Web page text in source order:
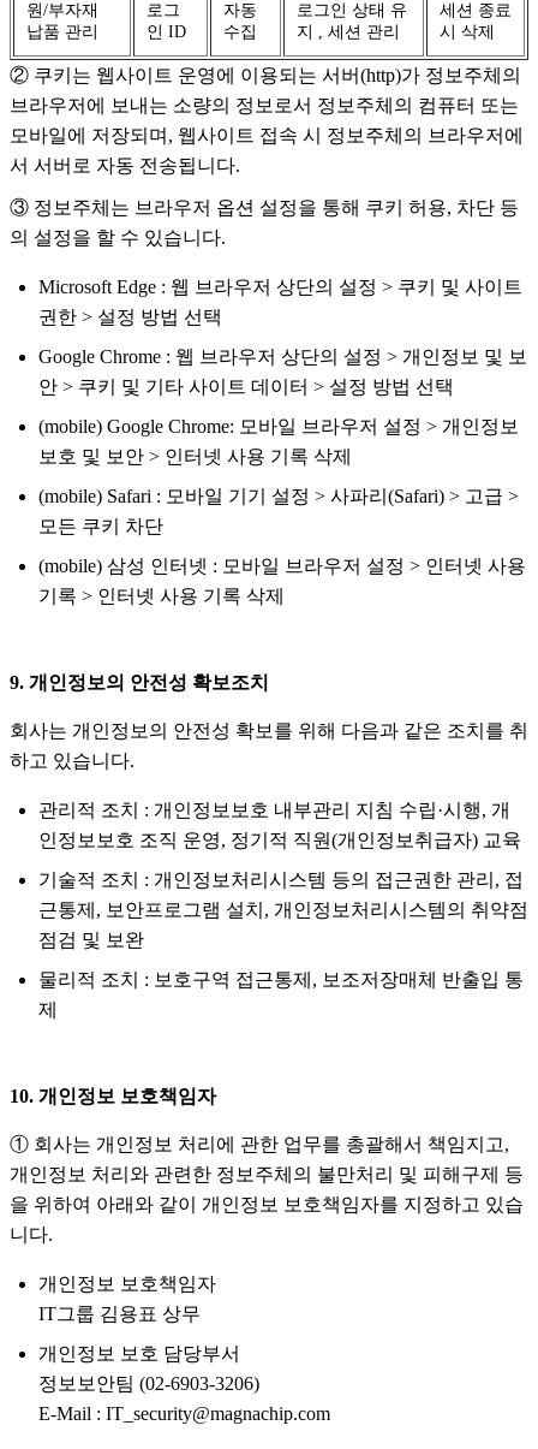
원/부자재
납품 관리
로그
인 ID
자동
수집
로그인 상태 유
지 , 세션 관리
세션 종료
시 삭제
② 쿠키는 웹사이트 운영에 이용되는 서버(http)가 정보주체의
브라우저에 보내는 소량의 정보로서 정보주체의 컴퓨터 또는
모바일에 저장되며, 웹사이트 접속 시 정보주체의 브라우저에
서 서버로 자동 전송됩니다.
③ 정보주체는 브라우저 옵션 설정을 통해 쿠키 허용, 차단 등
의 설정을 할 수 있습니다.
Microsoft Edge : 웹 브라우저 상단의 설정 > 쿠키 및 사이트
권한 > 설정 방법 선택
Google Chrome : 웹 브라우저 상단의 설정 > 개인정보 및 보
안 > 쿠키 및 기타 사이트 데이터 > 설정 방법 선택
(mobile) Google Chrome: 모바일 브라우저 설정 > 개인정보
보호 및 보안 > 인터넷 사용 기록 삭제
(mobile) Safari : 모바일 기기 설정 > 사파리(Safari) > 고급 >
모든 쿠키 차단
(mobile) 삼성 인터넷 : 모바일 브라우저 설정 > 인터넷 사용
기록 > 인터넷 사용 기록 삭제
9. 개인정보의 안전성 확보조치
회사는 개인정보의 안전성 확보를 위해 다음과 같은 조치를 취
하고 있습니다.
관리적 조치 : 개인정보보호 내부관리 지침 수립·시행, 개
인정보보호 조직 운영, 정기적 직원(개인정보취급자) 교육
기술적 조치 : 개인정보처리시스템 등의 접근권한 관리, 접
근통제, 보안프로그램 설치, 개인정보처리시스템의 취약점
점검 및 보완
물리적 조치 : 보호구역 접근통제, 보조저장매체 반출입 통
제
10. 개인정보 보호책임자
① 회사는 개인정보 처리에 관한 업무를 총괄해서 책임지고,
개인정보 처리와 관련한 정보주체의 불만처리 및 피해구제 등
을 위하여 아래와 같이 개인정보 보호책임자를 지정하고 있습
니다.
개인정보 보호책임자
IT그룹 김용표 상무
개인정보 보호 담당부서
정보보안팀 (02-6903-3206)
E-Mail : IT_security@magnachip.com